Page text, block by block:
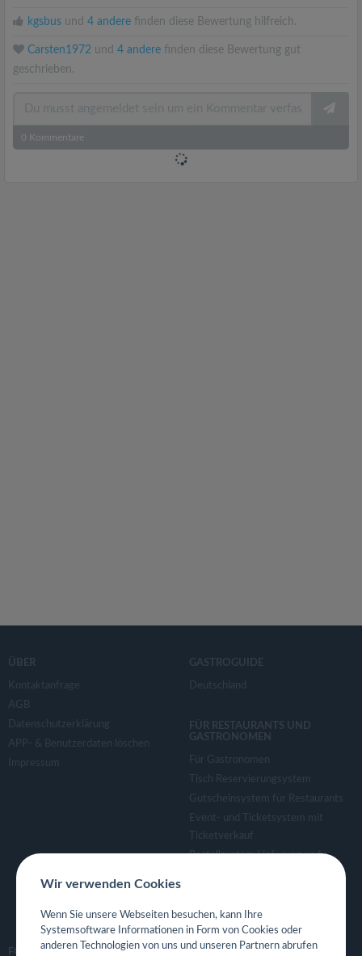
kgsbus und 4 andere finden diese Bewertung hilfreich.
Carsten1972 und 4 andere finden diese Bewertung gut
geschrieben.
0 Kommentare
ÜBER
Kontaktanfrage
AGB
Datenschutzerklärung
APP- & Benutzerdaten löschen
Impressum
GASTROGUIDE
Deutschland
FÜR RESTAURANTS UND
GASTRONOMEN
Für Gastronomen
Tisch Reservierungsystem
Gutscheinsystem für Restaurants
Event- und Ticketsystem mit
Ticketverkauf
Bestellsystem Lieferung und
Eigene App für Restaurant
FOLGE UNS
Wir verwenden Cookies
Wenn Sie unsere Webseiten besuchen, kann Ihre
Systemsoftware Informationen in Form von Cookies oder
anderen Technologien von uns und unseren Partnern abrufen